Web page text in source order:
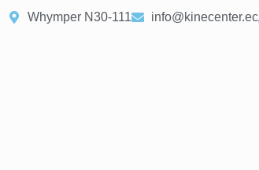
Whymper N30-111 info@kinecenter.ec